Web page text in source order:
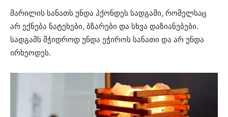
მარილის სანათს უნდა ჰქონდეს სადგამი, რომელსაც
არ ექნება ნატეხები, ბზარები და სხვა დაზიანებები.
სადგამს მჭიდროდ უნდა ეჭიროს სანათი და არ უნდა
ირხეოდეს.